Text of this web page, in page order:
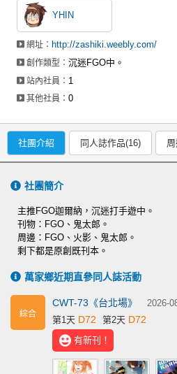
YHIN
網址： http://zashiki.weebly.com/
創作類型：沉迷FGO中。
站內社員： 1
其他社員：0
社團介紹 同人誌作品(16)
社團簡介
主推FGO迦爾納，沉迷打手遊中。
刊物：FGO、鬼太郎。
周邊：FGO、火影、鬼太郎。
剩下都是原創既刊本。
萬家鄉近期直參同人誌活動
綜合
CWT-73《台北場》
2026-
第1天 D72 第2天 D72
有新刊！